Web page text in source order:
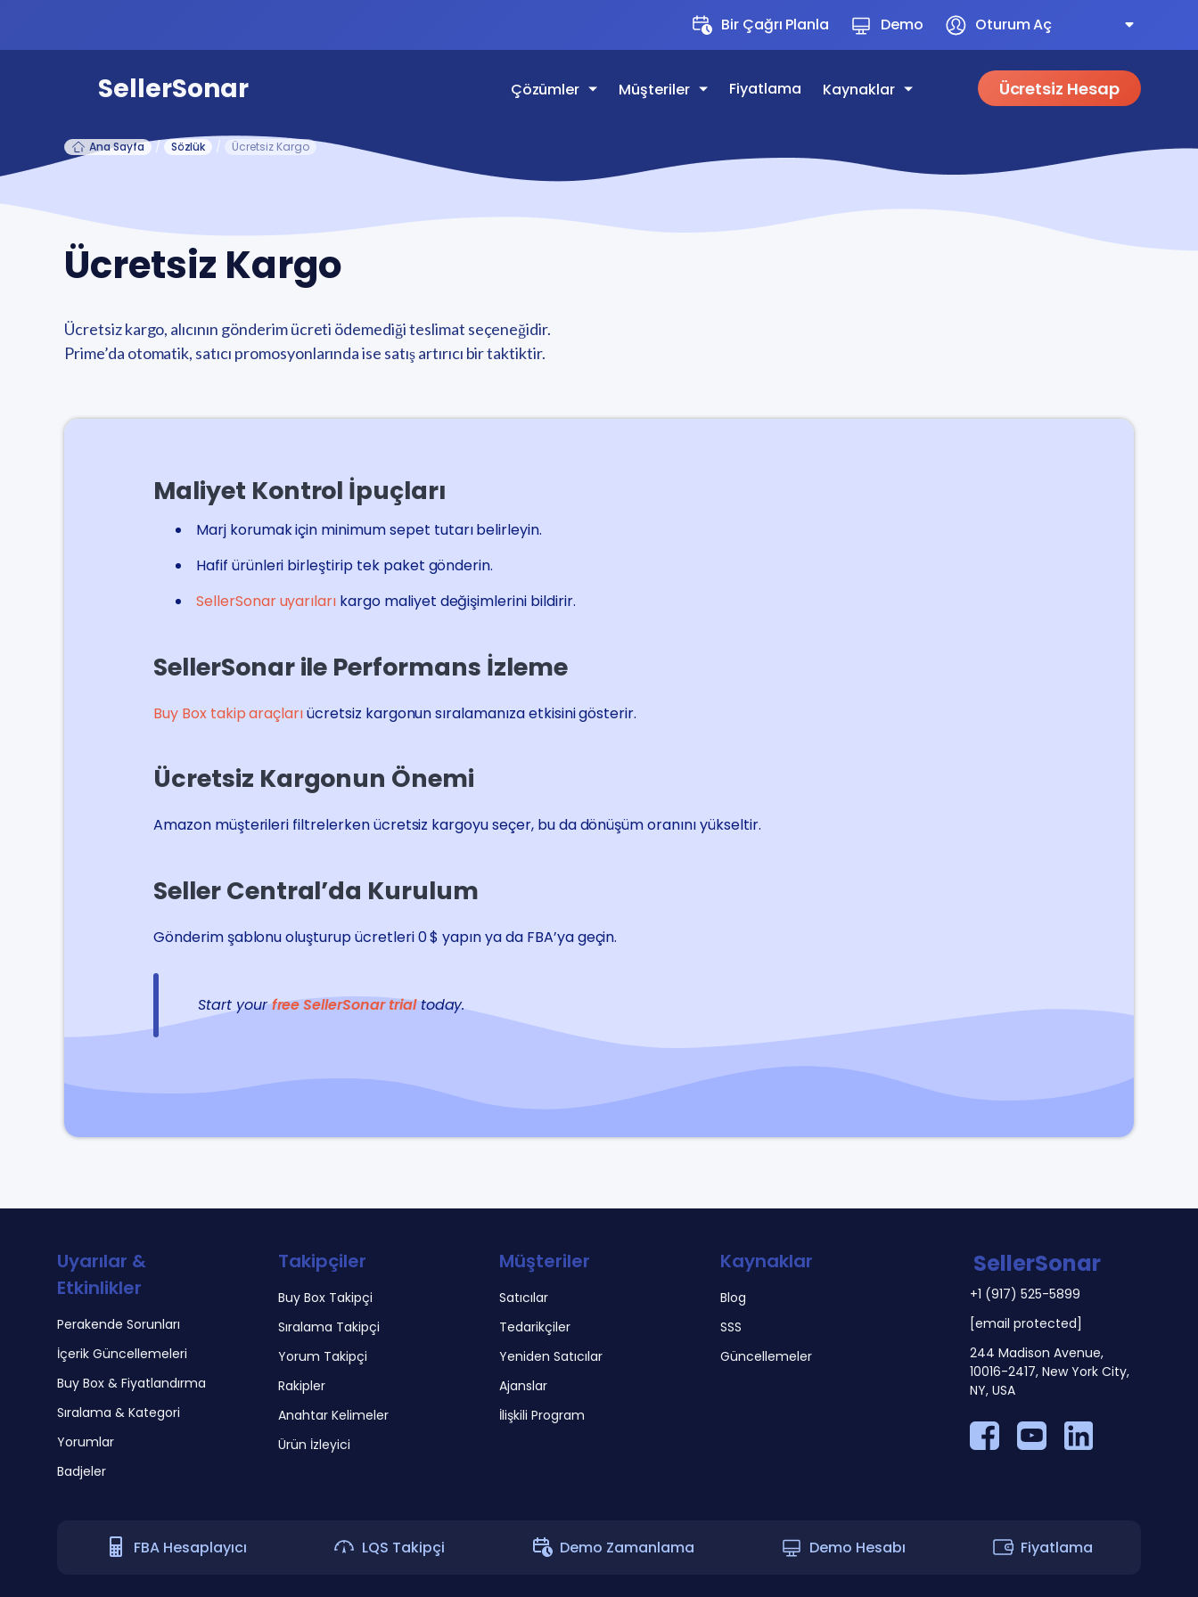
Bir Çağrı Planla Demo Oturum Aç
SellerSonar Çözümler Müşteriler Fiyatlama Kaynaklar Ücretsiz Hesap
Ana Sayfa / Sözlük / Ücretsiz Kargo
Ücretsiz Kargo
Ücretsiz kargo, alıcının gönderim ücreti ödemediği teslimat seçeneğidir.
Prime’da otomatik, satıcı promosyonlarında ise satış artırıcı bir taktiktir.
Maliyet Kontrol İpuçları
Marj korumak için minimum sepet tutarı belirleyin.
Hafif ürünleri birleştirip tek paket gönderin.
SellerSonar uyarıları kargo maliyet değişimlerini bildirir.
SellerSonar ile Performans İzleme
Buy Box takip araçlarıücretsiz kargonun sıralamanıza etkisini gösterir.
Ücretsiz Kargonun Önemi
Amazon müşterileri filtrelerken ücretsiz kargoyu seçer, bu da dönüşüm oranını yükseltir.
Seller Central’da Kurulum
Gönderim şablonu oluşturup ücretleri 0 $ yapın ya da FBA’ya geçin.
Start yourfree SellerSonar trialtoday.
Uyarılar &
Etkinlikler
Perakende Sorunları
İçerik Güncellemeleri
Buy Box & Fiyatlandırma
Sıralama & Kategori
Yorumlar
Badjeler
Takipçiler
Buy Box Takipçi
Sıralama Takipçi
Yorum Takipçi
Rakipler
Anahtar Kelimeler
Ürün İzleyici
Müşteriler
Satıcılar
Tedarikçiler
Yeniden Satıcılar
Ajanslar
İlişkili Program
Kaynaklar
Blog
SSS
Güncellemeler
SellerSonar
+1 (917) 525-5899
[email protected]
244 Madison Avenue,
10016-2417, New York City,
NY, USA
FBA Hesaplayıcı LQS Takipçi Demo Zamanlama Demo Hesabı Fiyatlama